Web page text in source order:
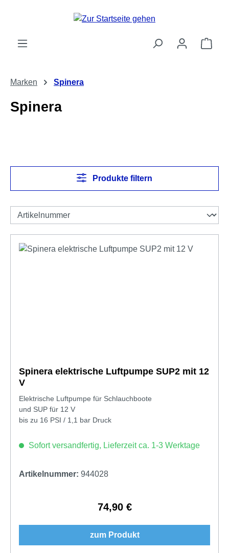
Zum Hauptinhalt springen
Marken Spinera
Spinera
Produkte filtern
Spinera elektrische Luftpumpe SUP2 mit 12
V
Elektrische Luftpumpe für Schlauchboote
und SUP für 12 V
bis zu 16 PSI / 1,1 bar Druck
Sofort versandfertig, Lieferzeit ca. 1-3 Werktage
Artikelnummer: 944028
Regulärer Preis:
74,90 €
zum Produkt